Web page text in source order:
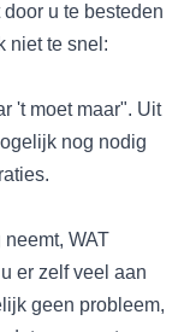
u te besteden
niet te snel:
't moet maar". Uit
nog nodig
WAT
er zelf veel aan
geen probleem,